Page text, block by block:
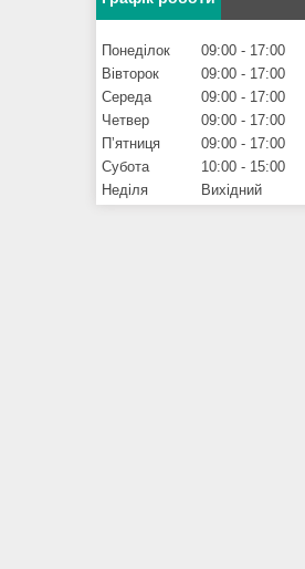
Понеділок 09:00
17:00
Вівторок
09:00
17:00
Середа
09:00
17:00
Четвер
09:00
17:00
Пʼятниця
09:00
17:00
Субота
10:00
15:00
Неділя
Вихідний